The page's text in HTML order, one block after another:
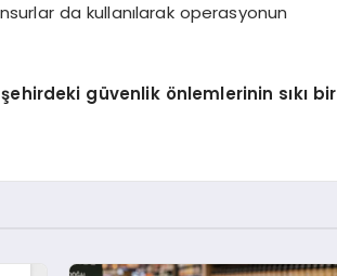
da kullanılarak operasyonun
güvenlik önlemlerinin sıkı bir